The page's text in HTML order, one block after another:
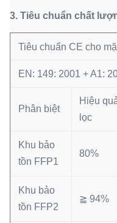
3. Tiêu chuẩn chất
Tiêu chuẩn CE cho
EN: 149: 2001 + A1:
Phân biệt
Hiệu
lọc
Khu bảo
tồn FFP1
80%
Khu bảo
tồn FFP2
≧ 94%